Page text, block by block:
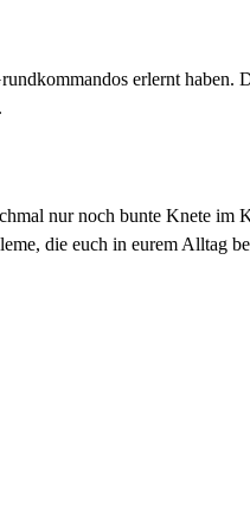
erlernt haben.
nur noch bunte Knete im
die euch in eurem Alltag